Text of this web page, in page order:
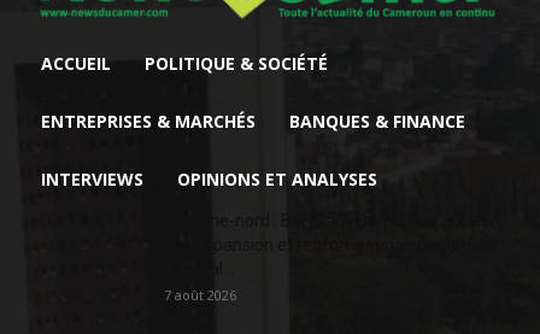
ACCUEIL POLITIQUE & SOCIÉTÉ
ENTREPRISES & MARCHÉS BANQUES & FINANCE
INTERVIEWS OPINIONS ET ANALYSES
7 août 2026